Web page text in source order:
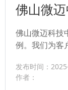
佛山微
校突破
佛山微迈科技
例。我们为客
发布时间：
作者：